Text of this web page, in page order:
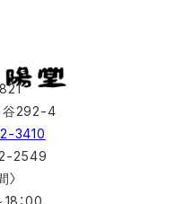
谷292-4
3410
2549
〉
：00